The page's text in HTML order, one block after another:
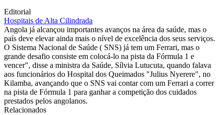
Editorial
Hospitais de Alta Cilindrada
Angola já alcançou importantes avanços na área da saúde, mas o
país deve elevar ainda mais o nível de excelência dos seus serviços.
O Sistema Nacional de Saúde ( SNS) já tem um Ferrari, mas o
grande desafio consiste em colocá-lo na pista da Fórmula 1 e
vencer", disse a ministra da Saúde, Sílvia Lutucuta, quando falava
aos funcionários do Hospital dos Queimados "Julius Nyerere", no
Kilamba, avançando que o SNS vai contar com um Ferrari a correr
na pista de Fórmula 1 para ganhar a competição dos cuidados
prestados pelos angolanos.
Relacionados